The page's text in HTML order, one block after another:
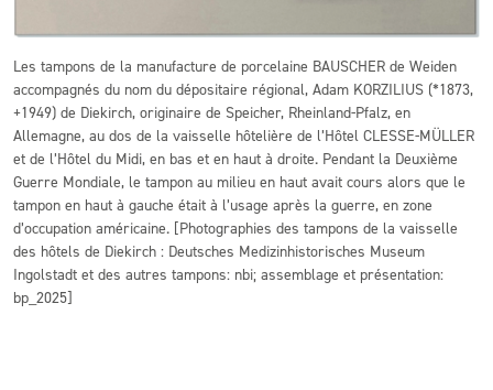
Les tampons de la manufacture de porcelaine BAUSCHER de Weiden
accompagnés du nom du dépositaire régional, Adam KORZILIUS (*1873,
+1949) de Diekirch, originaire de Speicher, Rheinland-Pfalz, en
Allemagne, au dos de la vaisselle hôtelière de l’Hôtel CLESSE-MÜLLER
et de l’Hôtel du Midi, en bas et en haut à droite. Pendant la Deuxième
Guerre Mondiale, le tampon au milieu en haut avait cours alors que le
tampon en haut à gauche était à l’usage après la guerre, en zone
d’occupation américaine. [Photographies des tampons de la vaisselle
des hôtels de Diekirch : Deutsches Medizinhistorisches Museum
Ingolstadt et des autres tampons: nbi; assemblage et présentation:
bp_2025]